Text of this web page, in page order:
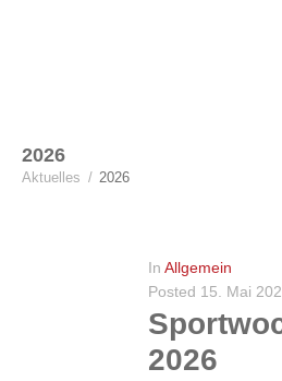
2026
Aktuelles / 2026
In Allgemein
Posted 15. Mai
2026